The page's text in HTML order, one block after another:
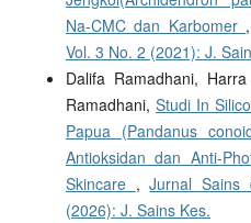
Na-CMC dan Karbomer ,
Vol. 3 No. 2 (2021): J.
Dalifa Ramadhani,
Ramadhani,Studi In
Papua (Pandanus
Antioksidan dan Anti-
Skincare ,Jurnal Sains
(2026): J. Sains Kes.